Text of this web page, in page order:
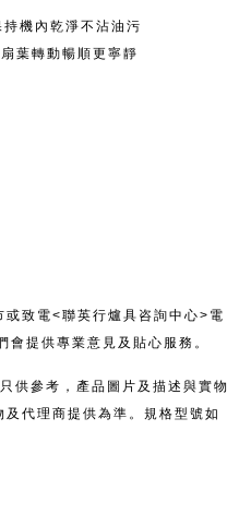
機內乾淨不沾油污
葉轉動暢順更寧靜
致電<聯英行爐具咨詢中心>電
提供專業意見及貼心服務。
供參考，產品圖片及描述與實物
代理商提供為準。規格型號如